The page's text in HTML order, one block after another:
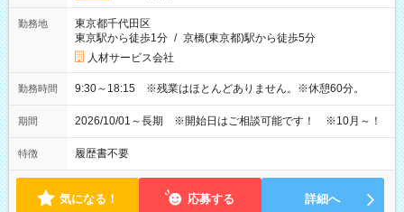
勤務地
東京都千代田区
東京駅から徒歩1分 / 京橋(東京都)駅から徒歩5分
人材サービス会社
勤務時間 9:30～18:15 ※残業はほとんどありません。※休憩60分。
期間 2026/10/01～長期 ※開始日はご相談可能です！ ※10月～！
特徴 履歴書不要
気になる！ 応募する 詳細へ